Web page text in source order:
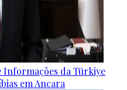
da Türkiye
em Ancara